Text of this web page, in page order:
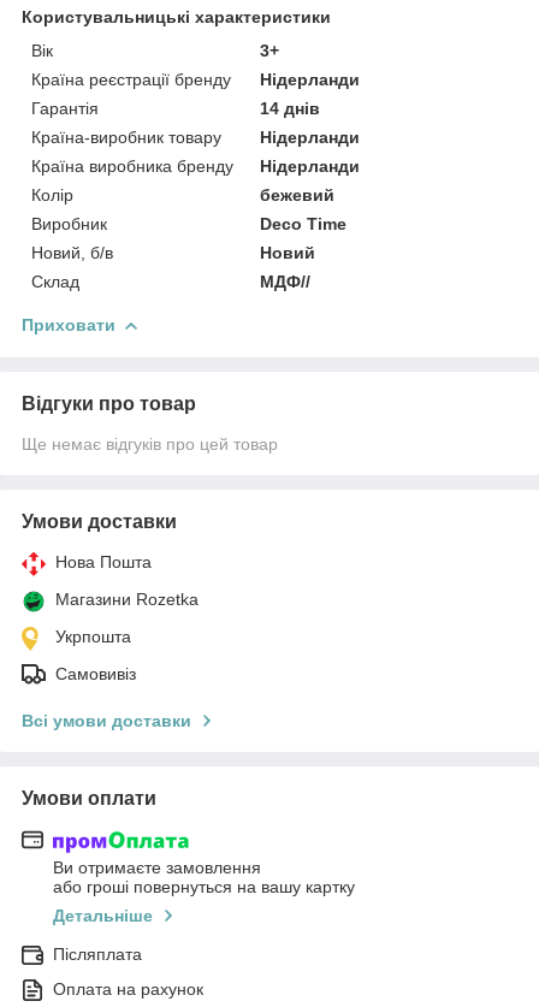
Користувальницькі характеристики
Вік
3+
Країна реєстрації бренду
Нідерланди
Гарантія
14 днів
Країна-виробник товару
Нідерланди
Країна виробника бренду
Нідерланди
Колір
бежевий
Виробник
Deco Time
Новий, б/в
Новий
Склад
МДФ//
Приховати
Відгуки про товар
Ще немає відгуків про цей товар
Умови доставки
Нова Пошта
Магазини Rozetka
Укрпошта
Самовивіз
Всі умови доставки
Умови оплати
Ви отримаєте замовлення
або гроші повернуться на вашу картку
Детальніше
Післяплата
Оплата на рахунок